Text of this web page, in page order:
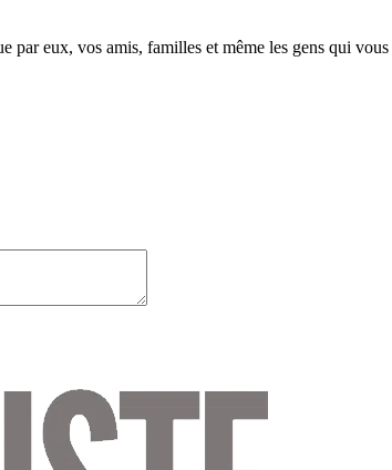
par eux, vos amis, familles et même les gens qui